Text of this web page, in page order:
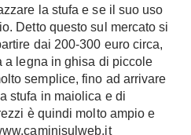
Portoni
Maniglie
Finestre
Finestre Pvc
Finestre Alluminio
la stufa e se il suo uso
Detto questo sul mercato si
dai 200-300 euro circa,
a legna in ghisa di piccole
semplice, fino ad arrivare
stufa in maiolica e di
è quindi molto ampio e